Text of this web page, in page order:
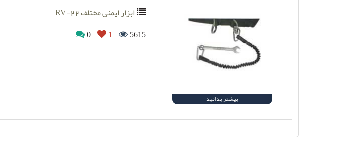
بیشتر بدانید
ابزار ایمنی مختلف RV-22
5615
1
0